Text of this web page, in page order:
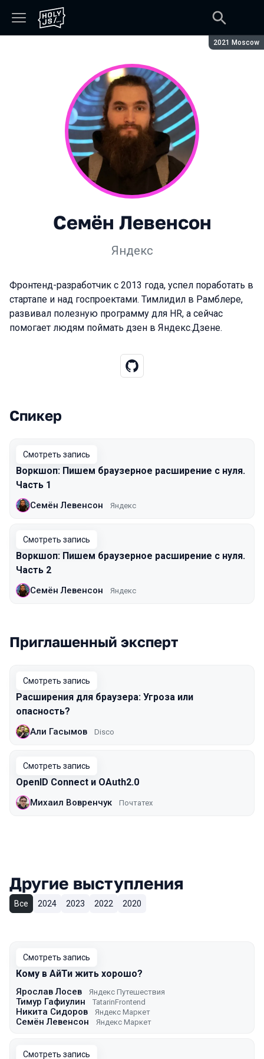
Сезон:
2021 Moscow
Семён Левенсон
Яндекс
Фронтенд-разработчик с 2013 года, успел поработать в
стартапе и над госпроектами. Тимлидил в Рамблере,
развивал полезную программу для HR, а сейчас
помогает людям поймать дзен в Яндекс.Дзене.
Выступления в сезоне 2021 Moscow
Спикер
Смотреть запись
Воркшоп: Пишем браузерное расширение с нуля.
Часть 1
Семён Левенсон Яндекс
Смотреть запись
Воркшоп: Пишем браузерное расширение с нуля.
Часть 2
Семён Левенсон Яндекс
Приглашенный эксперт
Смотреть запись
Расширения для браузера: Угроза или
опасность?
Али Гасымов Disco
Смотреть запись
OpenID Connect и OAuth2.0
Михаил Вовренчук Почтатех
Другие выступления
Все 2024 2023 2022 2020
Смотреть запись
Кому в АйТи жить хорошо?
Ярослав Лосев Яндекс Путешествия
Тимур Гафиулин TatarinFrontend
Никита Сидоров Яндекс Маркет
Семён Левенсон Яндекс Маркет
Смотреть запись